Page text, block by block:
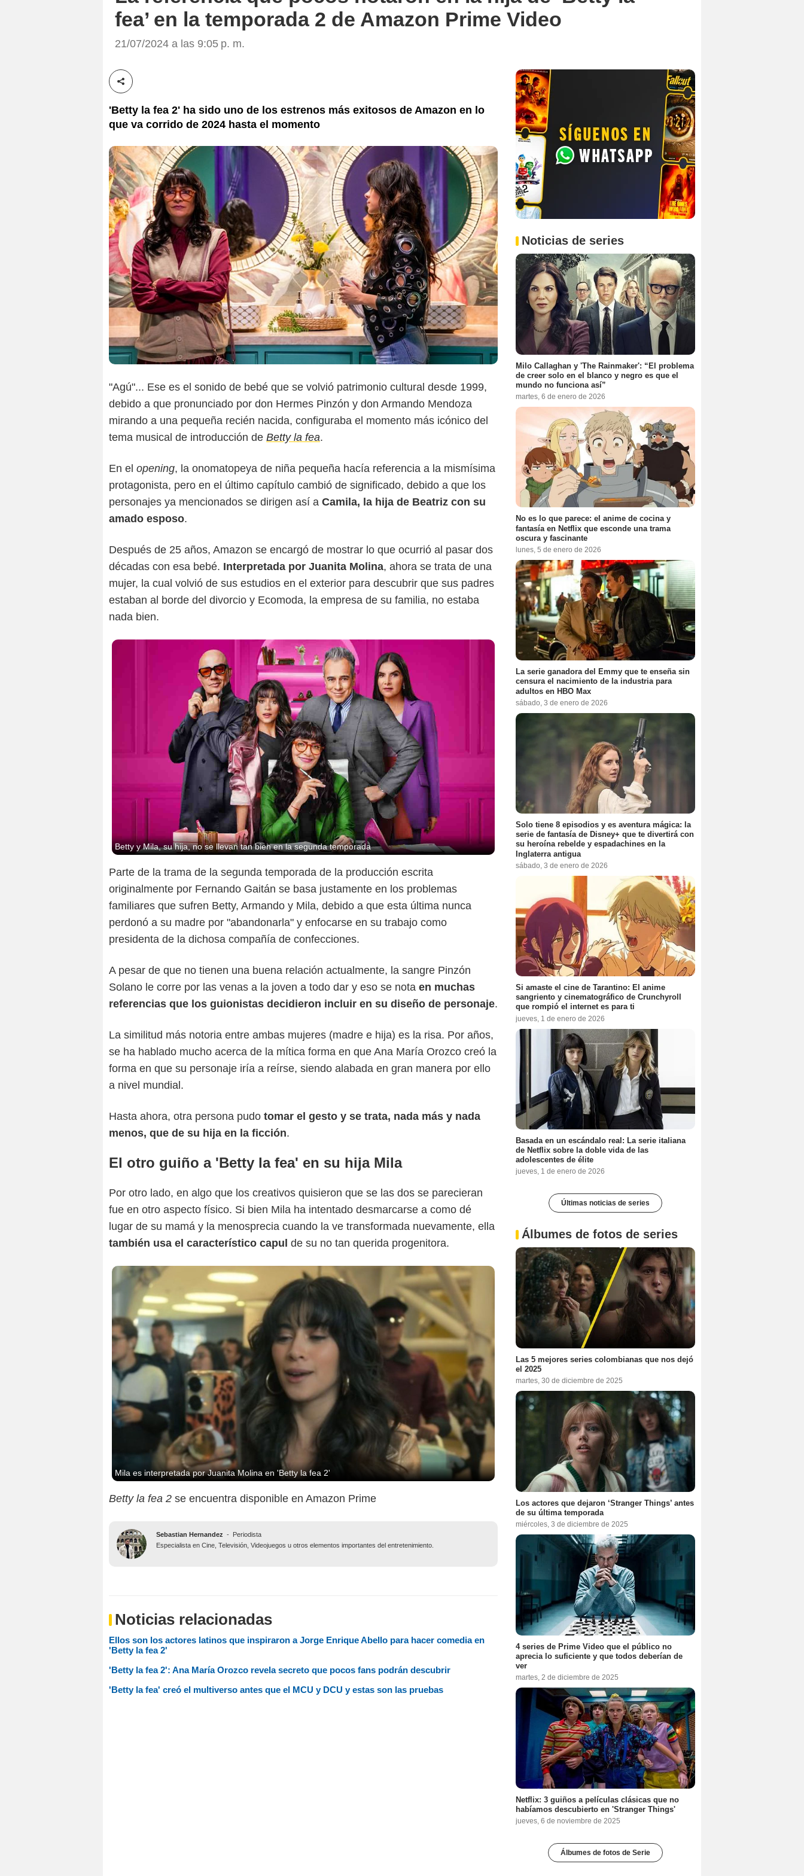
fea’ en la temporada 2 de Amazon Prime Video
21/07/2024 a las 9:05 p. m.
Compartir esta noticia
'Betty la fea 2' ha sido uno de los estrenos más exitosos de Amazon en lo
que va corrido de 2024 hasta el momento
"Agú"... Ese es el sonido de bebé que se volvió patrimonio cultural desde 1999,
debido a que pronunciado por don Hermes Pinzón y don Armando Mendoza
mirando a una pequeña recién nacida, configuraba el momento más icónico del
tema musical de introducción de Betty la fea.
En el opening, la onomatopeya de niña pequeña hacía referencia a la mismísima
protagonista, pero en el último capítulo cambió de significado, debido a que los
personajes ya mencionados se dirigen así a Camila, la hija de Beatriz con su
amado esposo.
Después de 25 años, Amazon se encargó de mostrar lo que ocurrió al pasar dos
décadas con esa bebé. Interpretada por Juanita Molina, ahora se trata de una
mujer, la cual volvió de sus estudios en el exterior para descubrir que sus padres
estaban al borde del divorcio y Ecomoda, la empresa de su familia, no estaba
nada bien.
Betty y Mila, su hija, no se llevan tan bien en la segunda temporada
Parte de la trama de la segunda temporada de la producción escrita
originalmente por Fernando Gaitán se basa justamente en los problemas
familiares que sufren Betty, Armando y Mila, debido a que esta última nunca
perdonó a su madre por "abandonarla" y enfocarse en su trabajo como
presidenta de la dichosa compañía de confecciones.
A pesar de que no tienen una buena relación actualmente, la sangre Pinzón
Solano le corre por las venas a la joven a todo dar y eso se nota en muchas
referencias que los guionistas decidieron incluir en su diseño de personaje.
La similitud más notoria entre ambas mujeres (madre e hija) es la risa. Por años,
se ha hablado mucho acerca de la mítica forma en que Ana María Orozco creó la
forma en que su personaje iría a reírse, siendo alabada en gran manera por ello
a nivel mundial.
Hasta ahora, otra persona pudo tomar el gesto y se trata, nada más y nada
menos, que de su hija en la ficción.
El otro guiño a 'Betty la fea' en su hija Mila
Por otro lado, en algo que los creativos quisieron que se las dos se parecieran
fue en otro aspecto físico. Si bien Mila ha intentado desmarcarse a como dé
lugar de su mamá y la menosprecia cuando la ve transformada nuevamente, ella
también usa el característico capul de su no tan querida progenitora.
Amazon Prime
Mila es interpretada por Juanita Molina en 'Betty la fea 2'
Betty la fea 2 se encuentra disponible en Amazon Prime
Sebastian Hernandez -
Periodista
Especialista en Cine, Televisión, Videojuegos u otros elementos importantes del entretenimiento.
Noticias relacionadas
Ellos son los actores latinos que inspiraron a Jorge Enrique Abello para hacer comedia en
'Betty la fea 2'
'Betty la fea 2': Ana María Orozco revela secreto que pocos fans podrán descubrir
'Betty la fea' creó el multiverso antes que el MCU y DCU y estas son las pruebas
Noticias de series
Milo Callaghan y 'The Rainmaker': “El problema
de creer solo en el blanco y negro es que el
mundo no funciona así”
martes, 6 de enero de 2026
No es lo que parece: el anime de cocina y
fantasía en Netflix que esconde una trama
oscura y fascinante
lunes, 5 de enero de 2026
La serie ganadora del Emmy que te enseña sin
censura el nacimiento de la industria para
adultos en HBO Max
sábado, 3 de enero de 2026
Solo tiene 8 episodios y es aventura mágica: la
serie de fantasía de Disney+ que te divertirá con
su heroína rebelde y espadachines en la
Inglaterra antigua
sábado, 3 de enero de 2026
Si amaste el cine de Tarantino: El anime
sangriento y cinematográfico de Crunchyroll
que rompió el internet es para ti
jueves, 1 de enero de 2026
Basada en un escándalo real: La serie italiana
de Netflix sobre la doble vida de las
adolescentes de élite
jueves, 1 de enero de 2026
Últimas noticias de series
Álbumes de fotos de series
Las 5 mejores series colombianas que nos dejó
el 2025
martes, 30 de diciembre de 2025
Los actores que dejaron ‘Stranger Things’ antes
de su última temporada
miércoles, 3 de diciembre de 2025
4 series de Prime Video que el público no
aprecia lo suficiente y que todos deberían de
ver
martes, 2 de diciembre de 2025
Netflix: 3 guiños a películas clásicas que no
habíamos descubierto en 'Stranger Things'
jueves, 6 de noviembre de 2025
Álbumes de fotos de Serie